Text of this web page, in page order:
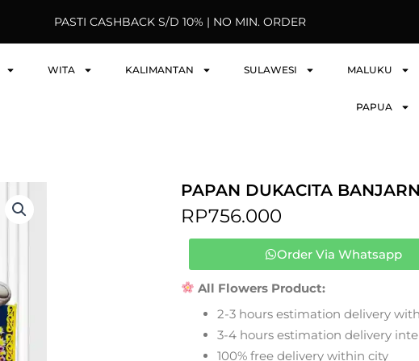
PASTI CASHBACK S/D 10% | NO MIN. ORDER
WITA KALIMANTAN SULAWESI MALUKU
PAPUA
PAPAN DUKACITA
RP756.000
Order Via Whatsapp
All Flowers Product:
2-3 hours estimation delivery
3-4 hours estimation delivery
100% free delivery within city